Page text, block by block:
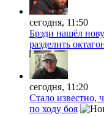
сегодня, 11:50
Брэди нашёл
разделить
сегодня, 11:20
Стало известно,
по ходу боя